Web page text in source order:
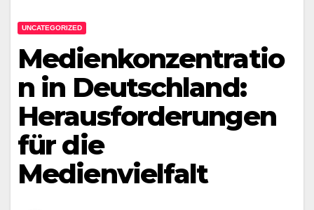
UNCATEGORIZED
Medienkonzentratio
n in Deutschland:
Herausforderungen
für die
Medienvielfalt